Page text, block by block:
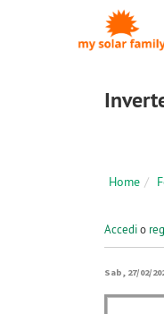
Salta al contenuto principale
Home
Accedio
Sab, 27/02/